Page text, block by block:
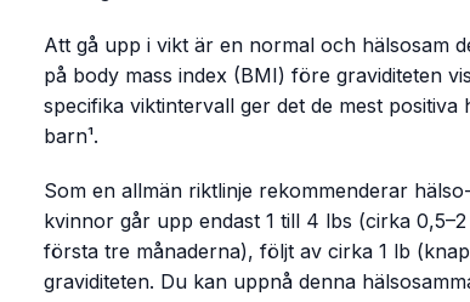
Vecka 26 178.0 - 184.4 lbs
Vecka 28 179.8 - 186.7 lbs
Vecka 29 180.7 - 187.8 lbs
Att gå upp i vikt är en normal och hälsosam
på body mass index (BMI) före graviditeten
specifika viktintervall ger det de mest
barn¹.
Som en allmän riktlinje rekommenderar
kvinnor går upp endast 1 till 4 lbs (cirka
första tre månaderna), följt av cirka 1 lb
graviditeten. Du kan uppnå denna